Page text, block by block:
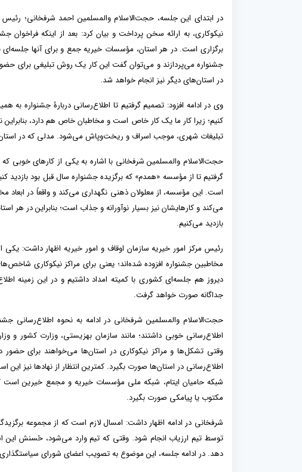
در ابتدای این جلسه، حجت‌الاسلام والمسلمین احمد شرفخانی؛
نیکوکاری، به ارائه سخن پرداخت و بیان کرد: بعد از اینکه
برگزاری است. در هر استان، مؤسسات خیریه جمع و برای آنها
جشنواره می‌پردازند و می‌توان گفت این کار یک روش تبلیغی برای
در استان‌های دیگر نیز انجام خواهد شد.
وی در ادامه افزود: تصمیم گرفتیم تا اطلاع‌رسانی دربارۀ جشنواره
کنیم؛ زیرا کار ما یک کار خاص است و مخاطبان خاص هم دارد،
تبلیغات شهری، موجب اسراف و ریخت‌وپاش می‌شود. مدلی که در
حجت‌الاسلام والمسلمین شرفخانی با اشاره به یکی از کار‌های
گرفتیم تا از مؤسسه «همدم» که برگزیده جشنواره سال قبل بود
می‌کند و کارهایشان نیز بسیار نوآورانه و جذاب است؛ بنابراین در هر
بازدید می‌کنیم.
رئیس مرکز امور خیریه سازمان اوقاف و امور خیریه اظهار داشت:
مخاطبین جشنواره افزوده شده‌اند؛ یعنی برای مراکز نیکوکاری
دیروز هم جلسه‌ای کشوری با کمیته امداد داشتیم و در این زمینه
جداگانه صورت خواهد گرفت.
حجت‌الاسلام والمسلمین شرفخانی در ادامه به نحوه اطلاع‌رسانی
اطلاع‌رسانی خوبی داشتند؛ مانند سازمان بهزیستی، وزارت کشور و
وقتی تشکل‌ها و مراکز نیکوکاری در استان‌ها می‌خواهند برای
اطلاع‌رسانی در استان‌ها صورت بگیرد. کمترین انتظار از نهاد‌ها نیز
شبکه حامیان ایتام، شبکه ملی مؤسسات خیریه و مجمع خیرین
مکتوب یا پیامکی صورت بگیرد.
شرفخانی در ادامه اظهار داشت: امسال لازم است که از مجموعه
توسط تیم ارزیاب انجام شود. وقتی که تیم وارد می‌شود، حُسنش
دهد. در ادامه جلسه، این موضوع به تصویب اعضای شورای